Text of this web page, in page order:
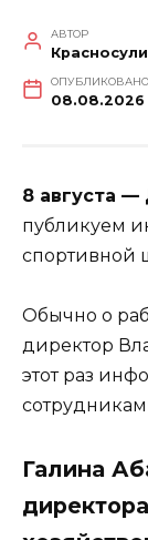
АВТОР
ОПУБЛИКОВАНО
08.08.2026
8 августа —
публикуем
спортивной
Обычно о
директор
этот раз
Галина